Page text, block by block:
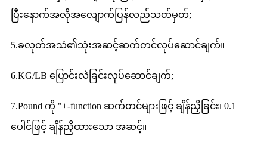
ပြီးနောက်အလိုအလျောက်ပြန်လည်သတ်မှတ်;
5.ခလုတ်အသံ၏သုံးအဆင့်ဆက်တင်လုပ်ဆောင်ချက်။
6.KG/LB ပြောင်းလဲခြင်းလုပ်ဆောင်ချက်;
7.Pound ကို "+-function ဆက်တင်များဖြင့် ချိန်ညှိခြင်း၊ 0.1
ပေါင်ဖြင့် ချိန်ညှိထားသော အဆင့်။